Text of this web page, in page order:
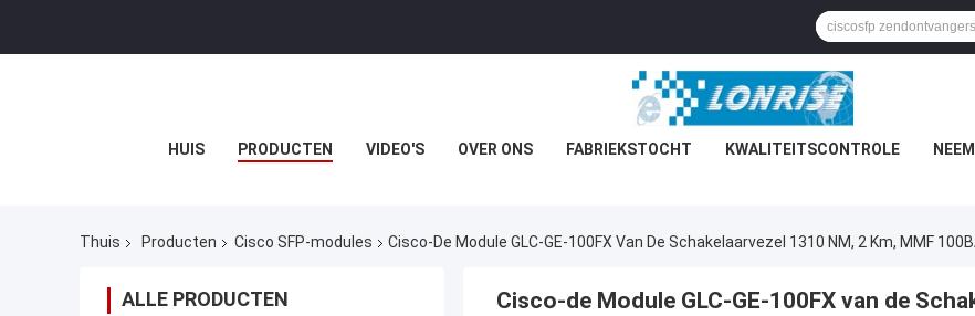
HUIS PRODUCTEN VIDEO'S OVER ONS FABRIEKSTOCHT KWALITEITSCONTROLE
Thuis Producten Cisco SFP-modules Cisco-De Module GLC-GE-100FX Van De Schakelaarvezel 1310 NM, 2 Km, MMF
ALLE PRODUCTEN
Cisco-de Module GLC-GE-100FX van de